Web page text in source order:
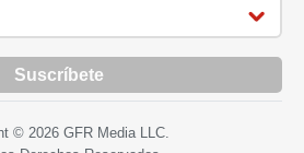
Suscríbete
© 2026 GFR Media LLC.